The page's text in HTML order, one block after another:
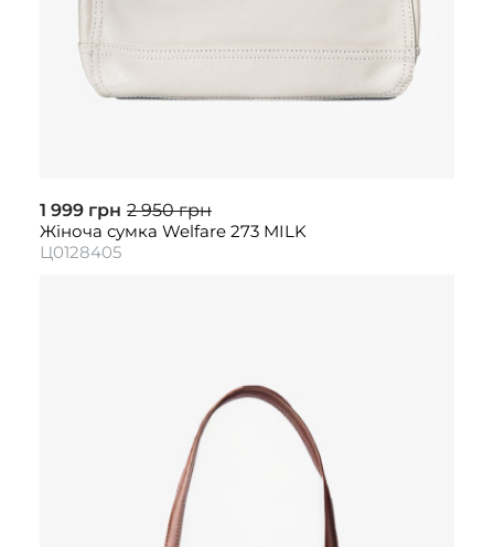
1 999 грн 2 950 грн
Жіноча сумка Welfare 273 MILK
Ц0128405